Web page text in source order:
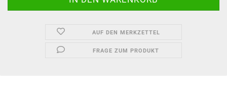
AUF DEN MERKZETTEL
FRAGE ZUM PRODUKT